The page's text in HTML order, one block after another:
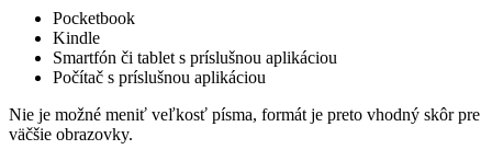
Pocketbook
Kindle
Smartfón či tablet s príslušnou aplikáciou
Počítač s príslušnou aplikáciou
Nie je možné meniť veľkosť písma, formát je preto vhodný skôr pre
väčšie obrazovky.